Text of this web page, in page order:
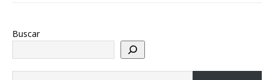
Buscar